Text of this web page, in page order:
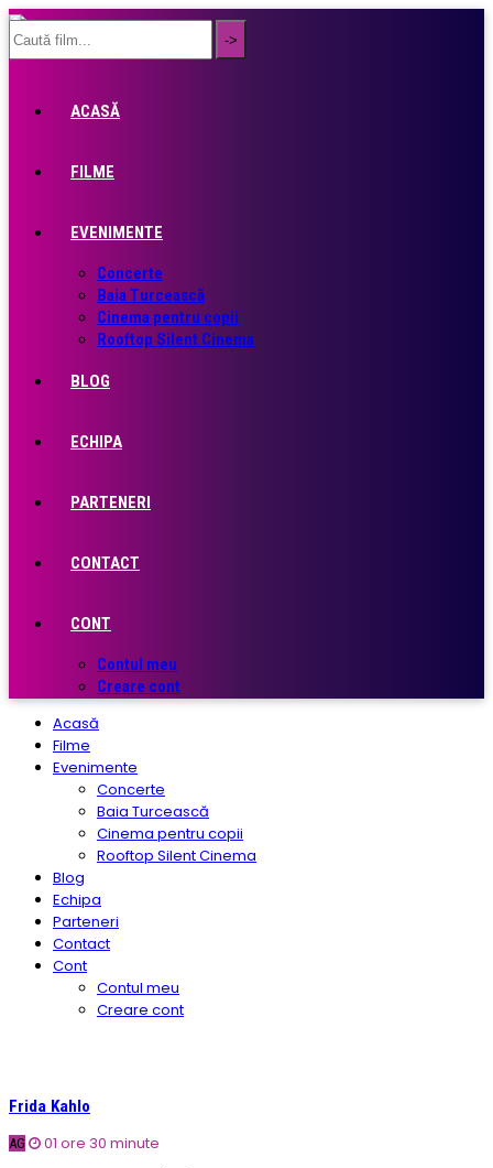
ACASĂ
FILME
EVENIMENTE
Concerte
Baia Turcească
Cinema pentru copii
Rooftop Silent Cinema
BLOG
ECHIPA
PARTENERI
CONTACT
CONT
Contul meu
Creare cont
Acasă
Filme
Evenimente
Concerte
Baia Turcească
Cinema pentru copii
Rooftop Silent Cinema
Blog
Echipa
Parteneri
Contact
Cont
Contul meu
Creare cont
Frida Kahlo
AG
01 ore 30 minute